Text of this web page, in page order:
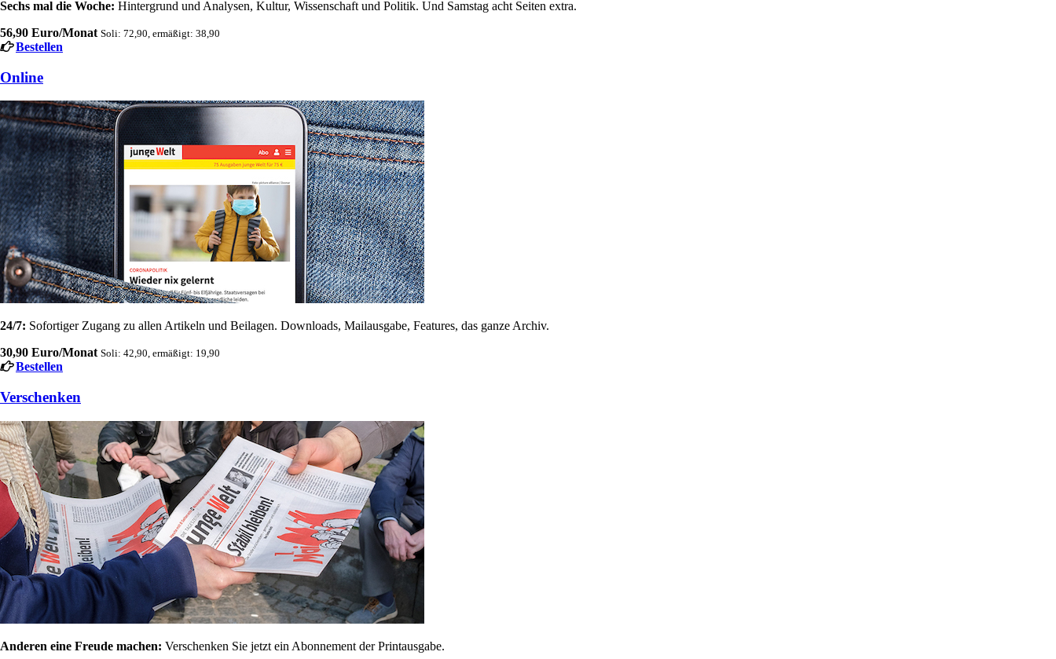
Sechs mal die Woche: Hintergrund und Analysen, Kultur, Wissenschaft und Politik. Und Samstag acht Seiten extra.
56,90 Euro/Monat Soli: 72,90, ermäßigt: 38,90
Bestellen
Online
24/7: Sofortiger Zugang zu allen Artikeln und Beilagen. Downloads, Mailausgabe, Features, das ganze Archiv.
30,90 Euro/Monat Soli: 42,90, ermäßigt: 19,90
Bestellen
Verschenken
Anderen eine Freude machen: Verschenken Sie jetzt ein Abonnement der Printausgabe.